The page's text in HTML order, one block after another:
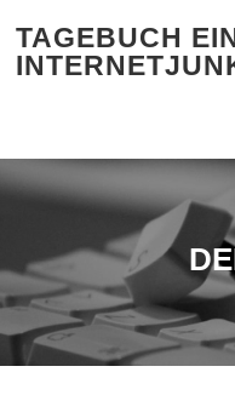
TAGEBUCH